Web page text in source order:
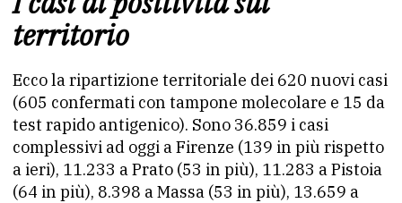
territorio
Ecco la ripartizione territoriale dei 620 nuovi casi
(605 confermati con tampone molecolare e 15 da
test rapido antigenico). Sono 36.859 i casi
complessivi ad oggi a Firenze (139 in più rispetto
a ieri), 11.233 a Prato (53 in più), 11.283 a Pistoia
(64 in più), 8.398 a Massa (53 in più), 13.659 a